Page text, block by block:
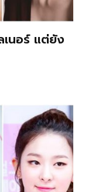
เนอร์ แต่ยัง